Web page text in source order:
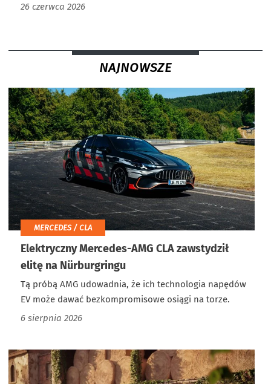
26 czerwca 2026
NAJNOWSZE
MERCEDES / CLA
Elektryczny Mercedes-AMG CLA zawstydził
elitę na Nürburgringu
Tą próbą AMG udowadnia, że ich technologia napędów
EV może dawać bezkompromisowe osiągi na torze.
6 sierpnia 2026